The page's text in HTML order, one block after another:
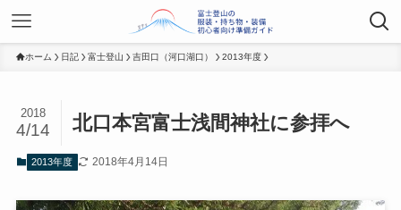
ホーム 日記 富士登山 吉田口（河口湖口） 2013年度
北口本宮富士浅間神社に参拝へ
2018
4/14
2013年度 2018年4月14日